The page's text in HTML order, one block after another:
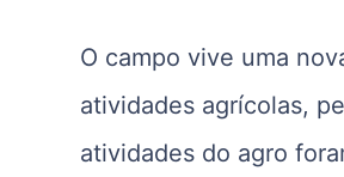
O campo vive uma
atividades agrícolas,
atividades do agro